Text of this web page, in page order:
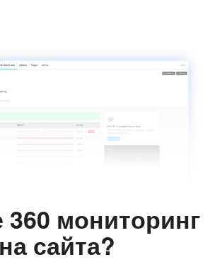
360 мониторинг
на сайта?